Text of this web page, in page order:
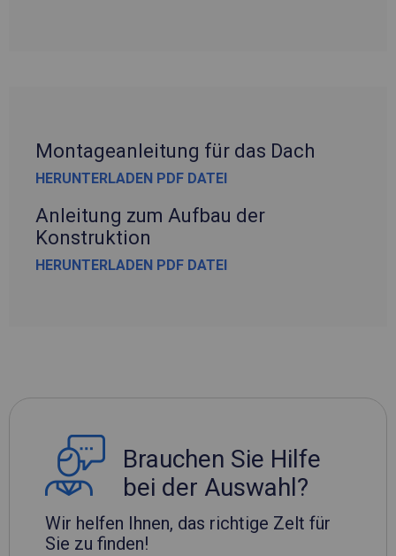
Montageanleitung für das Dach
HERUNTERLADEN PDF DATEI
Anleitung zum Aufbau der
Konstruktion
HERUNTERLADEN PDF DATEI
Brauchen Sie Hilfe
bei der Auswahl?
Wir helfen Ihnen, das richtige Zelt für
Sie zu finden!